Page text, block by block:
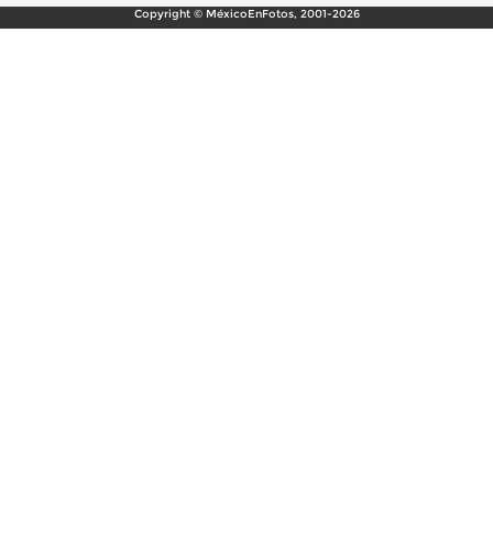
Copyright © MéxicoEnFotos, 2001-2026